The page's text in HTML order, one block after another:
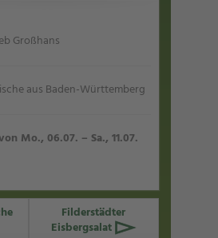
Großhans
aus Baden-Württemberg
Mo., 06.07. – Sa., 11.07.
Filderstädter
Eisbergsalat